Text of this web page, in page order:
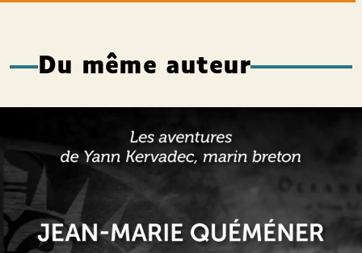
Du même auteur